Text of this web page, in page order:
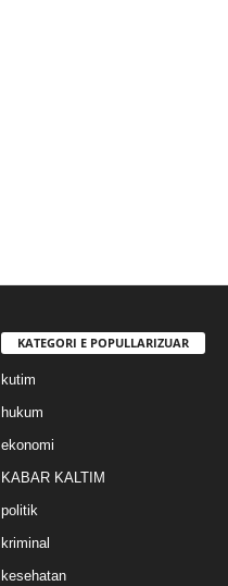
KATEGORI E POPULLARIZUAR
kutim
hukum
ekonomi
KABAR KALTIM
politik
kriminal
kesehatan